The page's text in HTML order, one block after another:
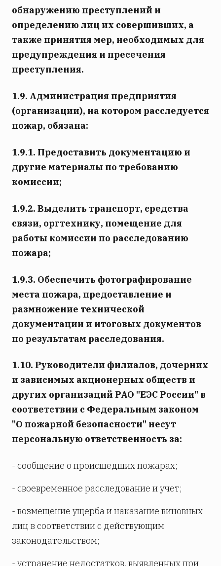
обнаружению преступлений и
определению лиц их совершивших, а
также принятия мер, необходимых для
предупреждения и пресечения
преступления.
1.9. Администрация предприятия
(организации), на котором расследуется
пожар, обязана:
1.9.1. Предоставить документацию и
другие материалы по требованию
комиссии;
1.9.2. Выделить транспорт, средства
связи, оргтехнику, помещение для
работы комиссии по расследованию
пожара;
1.9.3. Обеспечить фотографирование
места пожара, предоставление и
размножение технической
документации и итоговых документов
по результатам расследования.
1.10. Руководители филиалов, дочерних
и зависимых акционерных обществ и
других организаций РАО "ЕЭС России" в
соответствии с Федеральным законом
"О пожарной безопасности" несут
персональную ответственность за:
- сообщение о происшедших пожарах;
- своевременное расследование и учет;
- возмещение ущерба и наказание виновных
лиц в соответствии с действующим
законодательством;
- устранение недостатков, выявленных при